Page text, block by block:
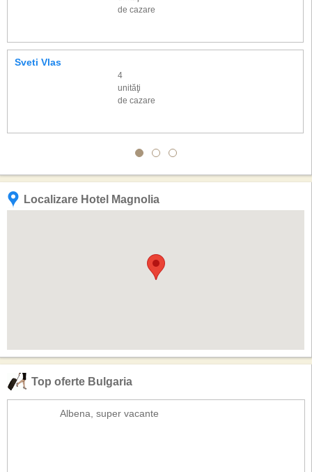
de cazare
Sveti Vlas
4
unităţi
de cazare
Localizare Hotel Magnolia
Top oferte Bulgaria
Albena, super vacante